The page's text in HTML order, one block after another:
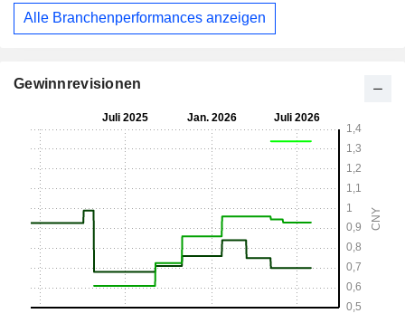
Alle Branchenperformances anzeigen
Gewinnrevisionen